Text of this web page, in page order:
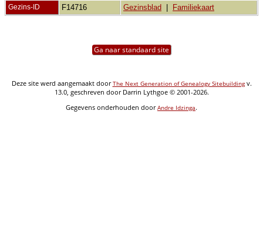
Gezins-ID F14716 Gezinsblad Familiekaart
Ga naar standaard site
Deze site werd aangemaakt doorThe Next Generation of Genealogy Sitebuildingv.
13.0, geschreven door Darrin Lythgoe © 2001-2026.
Gegevens onderhouden doorAndre Idzinga.